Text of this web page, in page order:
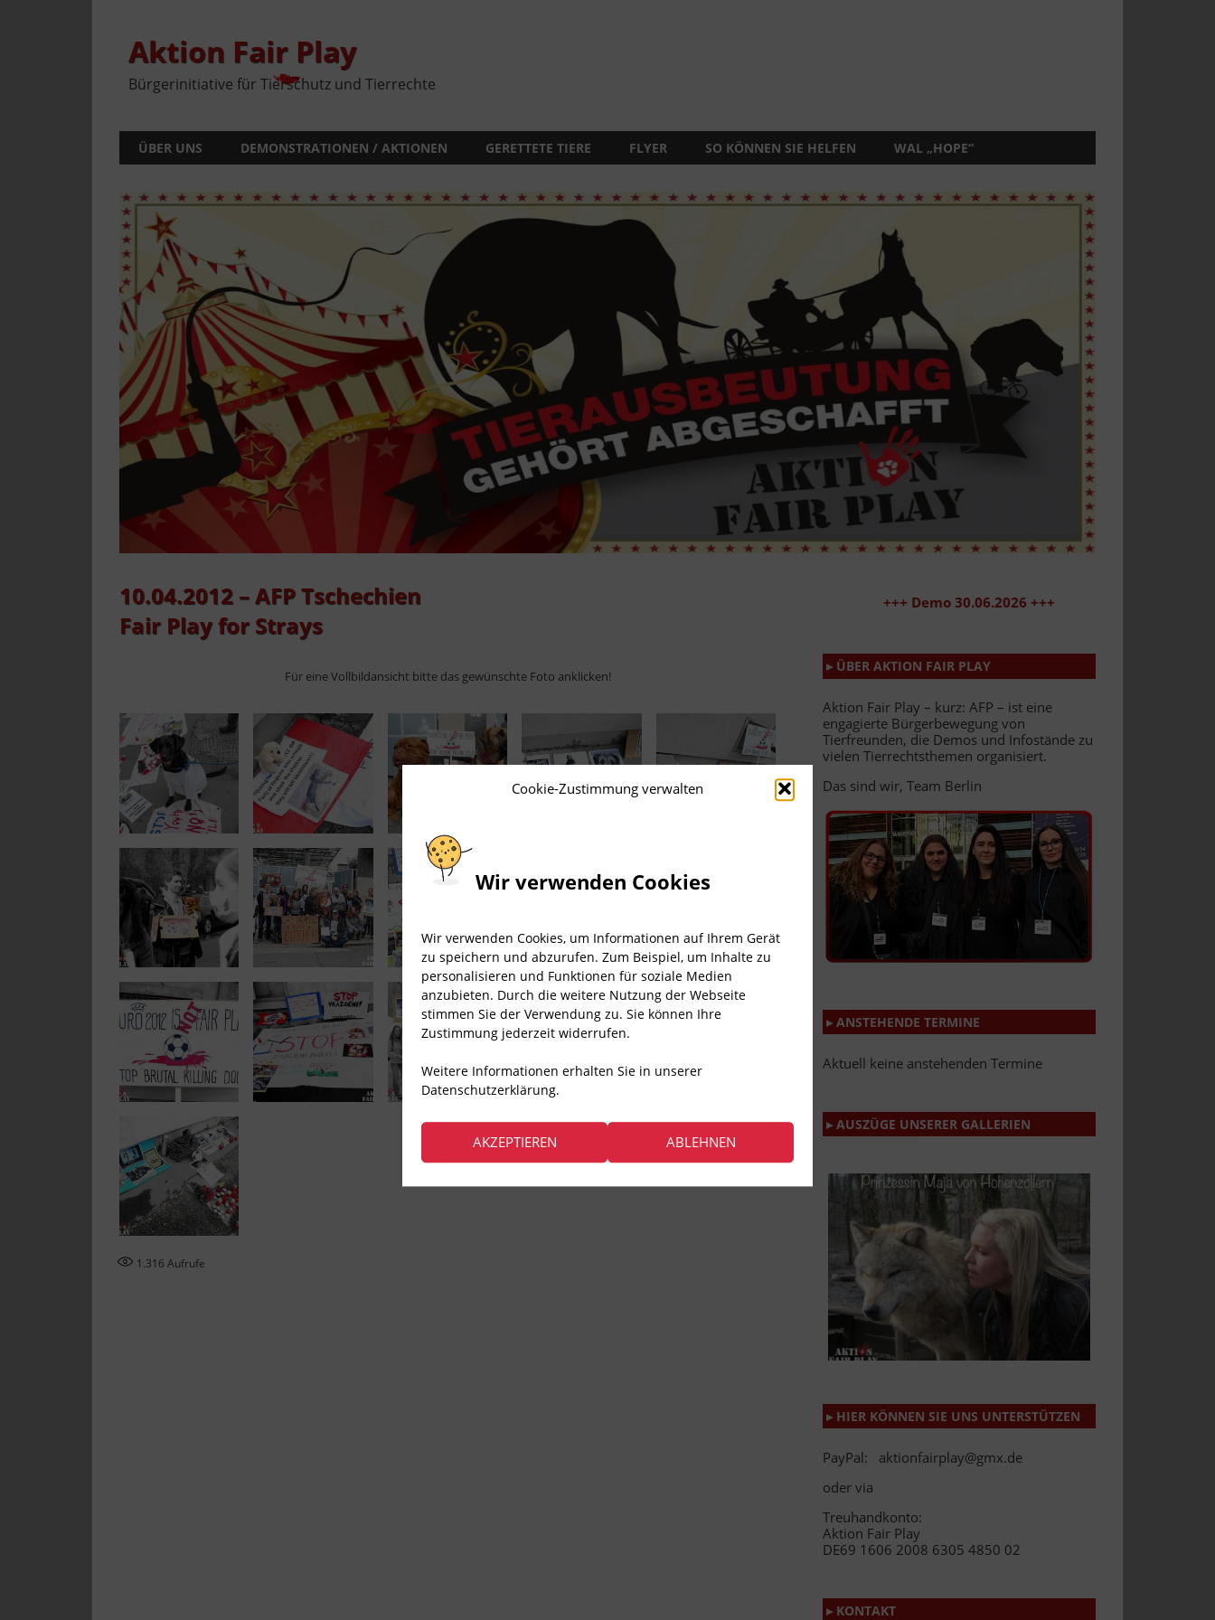
Cookie-Zustimmung verwalten
Wir verwenden Cookies
Wir verwenden Cookies, um Informationen auf Ihrem Gerät
zu speichern und abzurufen. Zum Beispiel, um Inhalte zu
personalisieren und Funktionen für soziale Medien
anzubieten. Durch die weitere Nutzung der Webseite
stimmen Sie der Verwendung zu. Sie können Ihre
Zustimmung jederzeit widerrufen.
Weitere Informationen erhalten Sie in unserer
Datenschutzerklärung.
AKZEPTIEREN ABLEHNEN
springenAktion Fair Play
Bürgerinitiative für Tierschutz und Tierrechte
ÜBER UNS DEMONSTRATIONEN / AKTIONEN GERETTETE TIERE FLYER SO KÖNNEN SIE HELFEN WAL „HOPE“
10.04.2012 – AFP Tschechien
Fair Play for Strays
Für eine Vollbildansicht bitte das gewünschte Foto anklicken!
1.316 Aufrufe
+++ Demo 30.06.2026 +++
▸ ÜBER AKTION FAIR PLAY
Aktion Fair Play – kurz: AFP – ist eine
engagierte Bürgerbewegung von
Tierfreunden, die Demos und Infostände zu
vielen Tierrechtsthemen organisiert.
Das sind wir, Team Berlin
▸ ANSTEHENDE TERMINE
Aktuell keine anstehenden Termine
▸ AUSZÜGE UNSERER GALLERIEN
▸ HIER KÖNNEN SIE UNS UNTERSTÜTZEN
PayPal: aktionfairplay@gmx.de
oder via
Treuhandkonto:
Aktion Fair Play
DE69 1606 2008 6305 4850 02
▸ KONTAKT